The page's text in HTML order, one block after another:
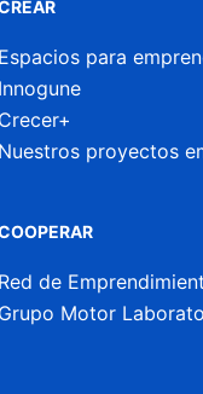
Espacios para
Innogune
Crecer+
Nuestros proyectos
Red de
Grupo Motor